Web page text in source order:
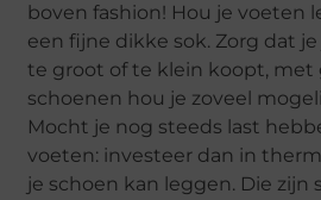
boven fashion! Hou je voeten
een fijne dikke sok. Zorg dat
te groot of te klein koopt, met
schoenen hou je zoveel
Mocht je nog steeds last
voeten: investeer dan in
je schoen kan leggen. Die zijn